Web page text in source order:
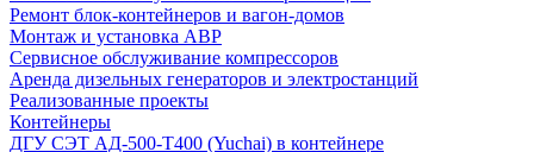
Ремонт блок-контейнеров и вагон-домов
Монтаж и установка АВР
Сервисное обслуживание компрессоров
Аренда дизельных генераторов и электростанций
Реализованные проекты
Контейнеры
ДГУ СЭТ АД-500-Т400 (Yuchai) в контейнере